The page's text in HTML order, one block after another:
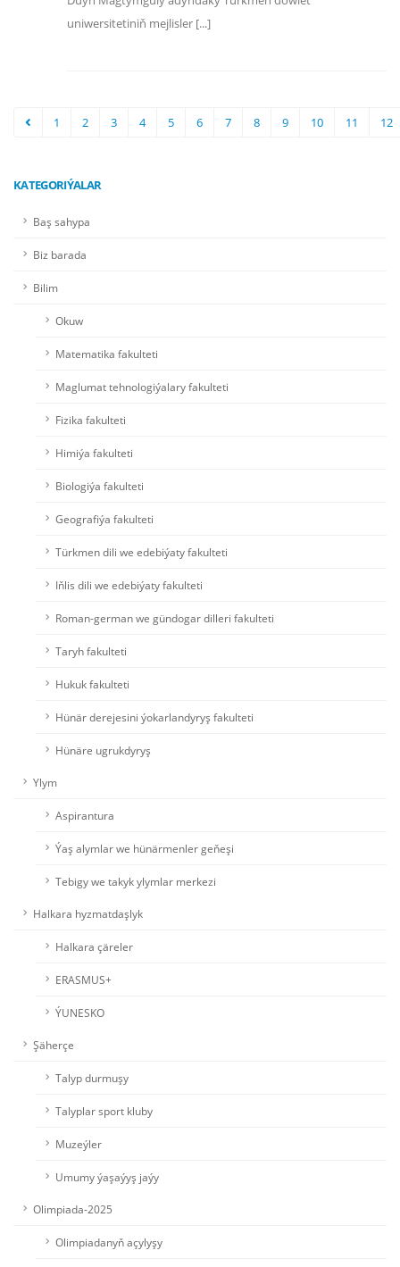
uniwersitetiniň mejlisler [...]
1 2 3 4 5 6 7 8 9 10 11 12
KATEGORIÝALAR
Baş sahypa
Biz barada
Bilim
Okuw
Matematika fakulteti
Maglumat tehnologiýalary fakulteti
Fizika fakulteti
Himiýa fakulteti
Biologiýa fakulteti
Geografiýa fakulteti
Türkmen dili we edebiýaty fakulteti
Iňlis dili we edebiýaty fakulteti
Roman-german we gündogar dilleri fakulteti
Taryh fakulteti
Hukuk fakulteti
Hünär derejesini ýokarlandyryş fakulteti
Hünäre ugrukdyryş
Ylym
Aspirantura
Ýaş alymlar we hünärmenler geňeşi
Tebigy we takyk ylymlar merkezi
Halkara hyzmatdaşlyk
Halkara çäreler
ERASMUS+
ÝUNESKO
Şäherçe
Talyp durmuşy
Talyplar sport kluby
Muzeýler
Umumy ýaşaýyş jaýy
Olimpiada-2025
Olimpiadanyň açylyşy